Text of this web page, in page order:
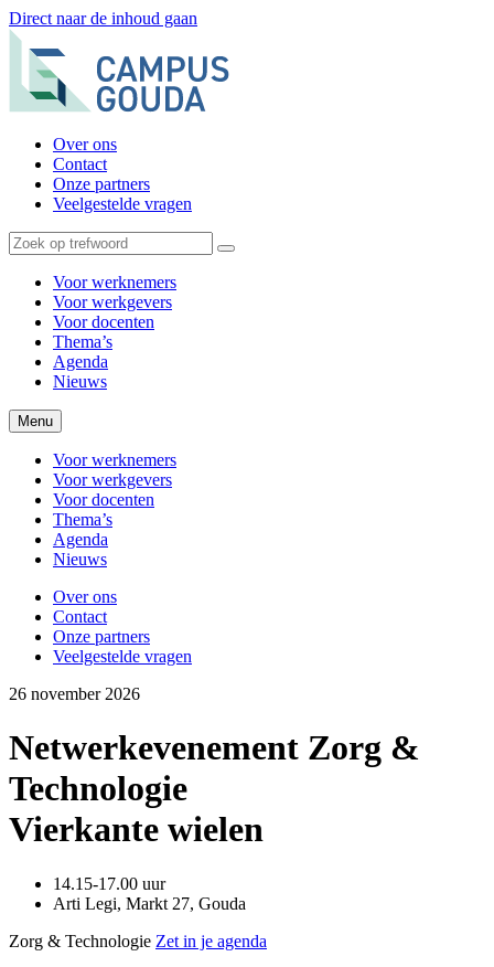
Direct naar de inhoud gaan
Over ons
Contact
Onze partners
Veelgestelde vragen
Voor werknemers
Voor werkgevers
Voor docenten
Thema’s
Agenda
Nieuws
Menu
Voor werknemers
Voor werkgevers
Voor docenten
Thema’s
Agenda
Nieuws
Over ons
Contact
Onze partners
Veelgestelde vragen
26 november 2026
Netwerkevenement Zorg &
Technologie
Vierkante wielen
14.15-17.00 uur
Arti Legi, Markt 27, Gouda
Zorg & Technologie Zet in je agenda